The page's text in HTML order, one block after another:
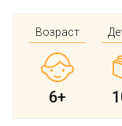
Возраст
6+